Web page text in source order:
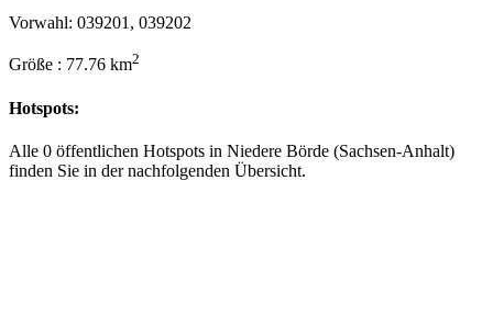
Vorwahl: 039201, 039202
Größe : 77.76 km2
Hotspots:
Alle 0 öffentlichen Hotspots in Niedere Börde (Sachsen-Anhalt)
finden Sie in der nachfolgenden Übersicht.